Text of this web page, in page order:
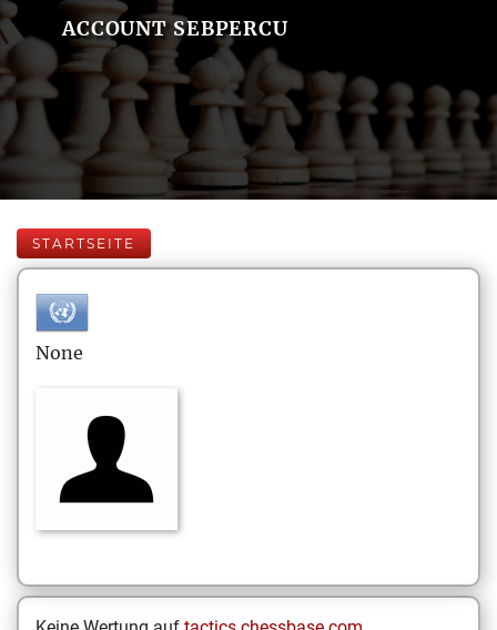
ACCOUNT SEBPERCU
STARTSEITE
None